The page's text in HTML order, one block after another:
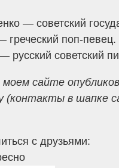
— советский
поп-певец.
советский
сайте
в шапке
с друзьями: